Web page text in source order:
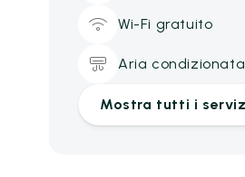
Wi-Fi gratuito
Aria condizionata
Mostra tutti i